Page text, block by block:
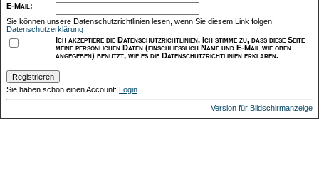
E-Mail :
Sie können unsere Datenschutzrichtlinien lesen, wenn Sie diesem Link folgen:
Datenschutzerklärung
Ich akzeptiere die Datenschutzrichtlinien. Ich stimme zu, dass diese Seite
meine persönlichen Daten (einschließlich Name und E-Mail wie oben
angegeben) benutzt, wie es die Datenschutzrichtlinien erklären.
Sie haben schon einen Account: Login
Version für Bildschirmanzeige